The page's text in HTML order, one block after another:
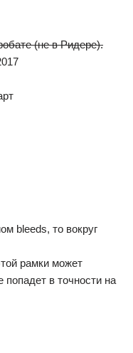
(не в Ридере).
bleeds, то вокруг
рамки может
попадет в точности на